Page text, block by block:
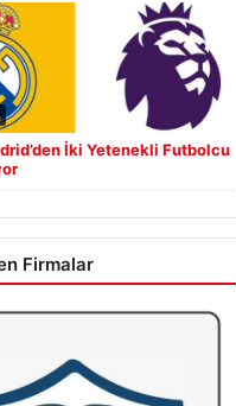
İki Yetenekli Futbolcu
Firmalar